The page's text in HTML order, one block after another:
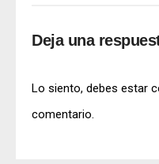
Deja una
Lo siento, debes estar
comentario.